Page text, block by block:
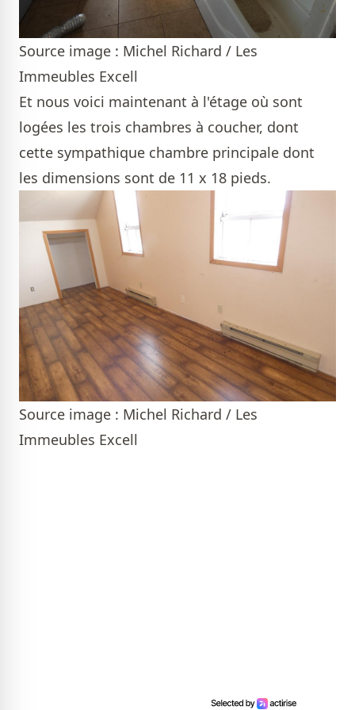
Source image : Michel Richard / Les
Immeubles Excell
Et nous voici maintenant à l'étage où sont
logées les trois chambres à coucher, dont
cette sympathique chambre principale dont
les dimensions sont de 11 x 18 pieds.
Source image : Michel Richard / Les
Immeubles Excell